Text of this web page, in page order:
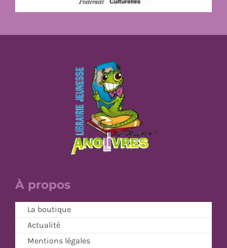
À propos
La boutique
Actualité
Mentions légales